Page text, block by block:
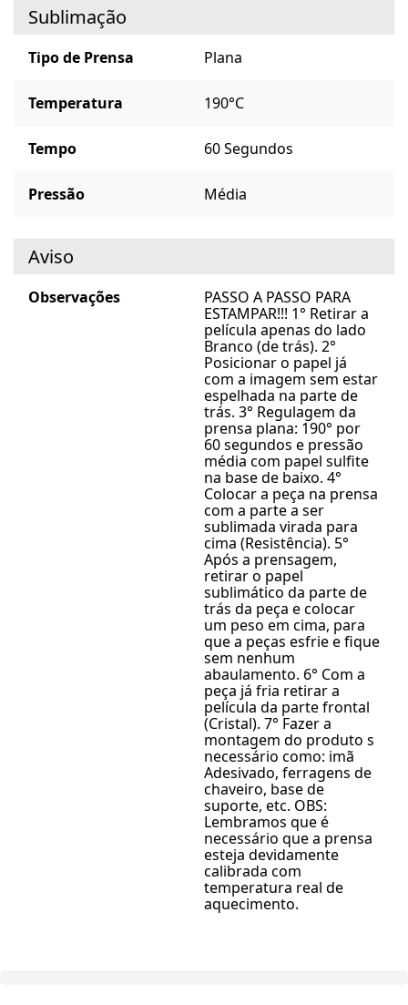
Sublimação
Tipo de Prensa Plana
Temperatura 190°C
Tempo 60 Segundos
Pressão Média
Aviso
Observações
PASSO A PASSO PARA
ESTAMPAR!!! 1° Retirar a
película apenas do lado
Branco (de trás). 2°
Posicionar o papel já
com a imagem sem estar
espelhada na parte de
trás. 3° Regulagem da
prensa plana: 190° por
60 segundos e pressão
média com papel sulfite
na base de baixo. 4°
Colocar a peça na prensa
com a parte a ser
sublimada virada para
cima (Resistência). 5°
Após a prensagem,
retirar o papel
sublimático da parte de
trás da peça e colocar
um peso em cima, para
que a peças esfrie e fique
sem nenhum
abaulamento. 6° Com a
peça já fria retirar a
película da parte frontal
(Cristal). 7° Fazer a
montagem do produto s
necessário como: imã
Adesivado, ferragens de
chaveiro, base de
suporte, etc. OBS:
Lembramos que é
necessário que a prensa
esteja devidamente
calibrada com
temperatura real de
aquecimento.